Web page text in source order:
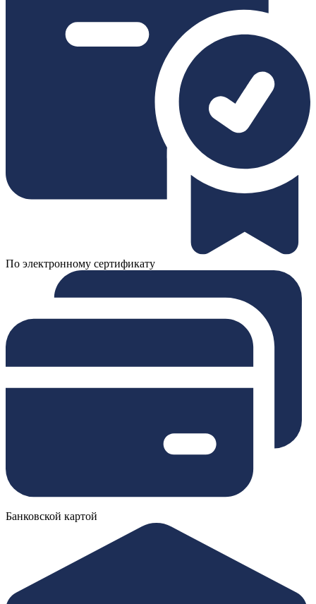
По электронному сертификату
Банковской картой